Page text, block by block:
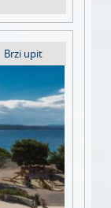
Brzi upit